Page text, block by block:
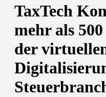
TaxTech
mehr als
der